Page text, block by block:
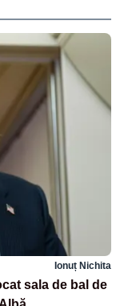
Ionuț Nichita
sala de bal de